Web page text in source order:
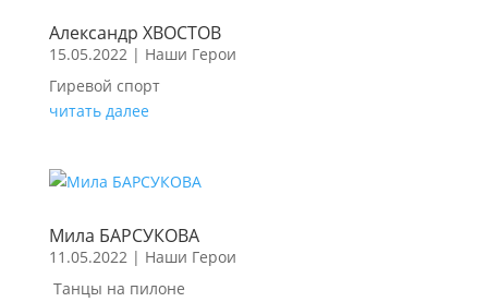
Александр ХВОСТОВ
15.05.2022| Наши Герои
Гиревой спорт
читать далее
Мила БАРСУКОВА
11.05.2022| Наши Герои
Танцы на пилоне